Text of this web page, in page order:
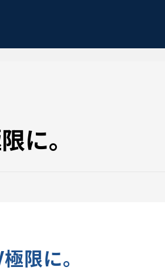
に。
限に。